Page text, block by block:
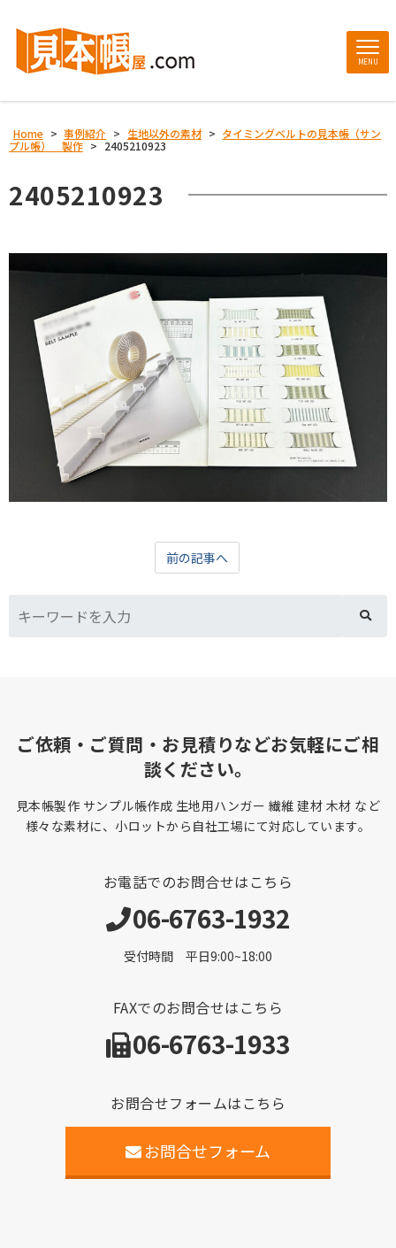
MENU
Home > 事例紹介 > 生地以外の素材 > タイミングベルトの見本帳（サン
プル帳） 製作 > 2405210923
2405210923
前の記事へ
ご依頼・ご質問・お見積りなどお気軽にご相
談ください。
見本帳製作 サンプル帳作成 生地用ハンガー 繊維 建材 木材 など
様々な素材に、小ロットから自社工場にて対応しています。
お電話でのお問合せはこちら
06-6763-1932
受付時間 平日9:00~18:00
FAXでのお問合せはこちら
06-6763-1933
お問合せフォームはこちら
お問合せフォーム